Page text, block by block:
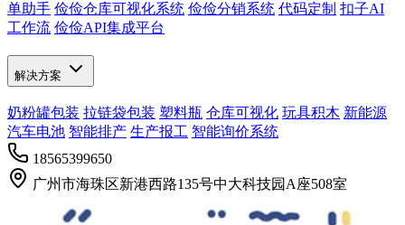
单助手 俭俭仓库可视化系统 俭俭分销系统 代码定制 扣子AI
工作流 俭俭API集成平台
解决方案
奶粉罐包装 拉链袋包装 塑料瓶 仓库可视化 玩具积木 新能源
汽车电池 智能排产 生产报工 智能询价系统
18565399650
广州市海珠区新港西路135号中大科技园A座508室